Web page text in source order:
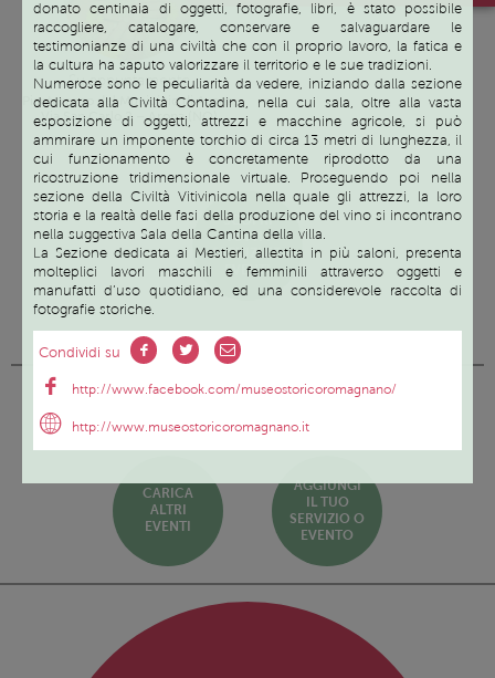
donato centinaia di oggetti, fotografie, libri, è stato possibile
raccogliere, catalogare, conservare e salvaguardare le
testimonianze di una civiltà che con il proprio lavoro, la fatica e
la cultura ha saputo valorizzare il territorio e le sue tradizioni.
Numerose sono le peculiarità da vedere, iniziando dalla sezione
dedicata alla Civiltà Contadina, nella cui sala, oltre alla vasta
esposizione di oggetti, attrezzi e macchine agricole, si può
ammirare un imponente torchio di circa 13 metri di lunghezza, il
cui funzionamento è concretamente riprodotto da una
ricostruzione tridimensionale virtuale. Proseguendo poi nella
sezione della Civiltà Vitivinicola nella quale gli attrezzi, la loro
storia e la realtà delle fasi della produzione del vino si incontrano
nella suggestiva Sala della Cantina della villa.
La Sezione dedicata ai Mestieri, allestita in più saloni, presenta
molteplici lavori maschili e femminili attraverso oggetti e
manufatti d’uso quotidiano, ed una considerevole raccolta di
fotografie storiche.
Condividi su
http://www.facebook.com/museostoricoromagnano/
http://www.museostoricoromagnano.it
Su appuntamento
Pianterreno del Municipio di Arona,
Via San Carlo 2 – Arona (NO)
SCOPRI
TUTTI I
SERVIZI ED
EVENTI
Prossimi eventi
CARICA
ALTRI
EVENTI
AGGIUNGI
IL TUO
SERVIZIO O
EVENTO